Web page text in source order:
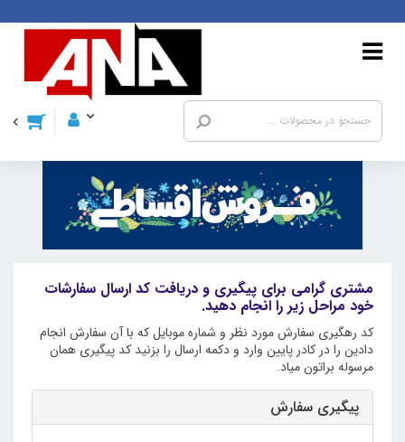
مشتری گرامی برای پیگیری و دریافت کد ارسال سفارشات
خود مراحل زیر را انجام دهید.
کد رهگیری سفارش مورد نظر و شماره موبایل که با آن سفارش انجام
دادین را در کادر پایین وارد و دکمه ارسال را بزنید کد پیگیری همان
مرسوله براتون میاد.
پیگیری سفارش